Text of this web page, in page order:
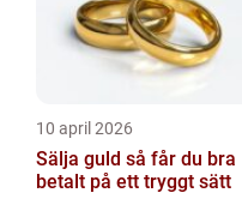
10 april 2026
Sälja guld så får du bra
betalt på ett tryggt sätt